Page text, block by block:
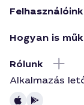
Hogyan is
Rólunk
Alkalmazás